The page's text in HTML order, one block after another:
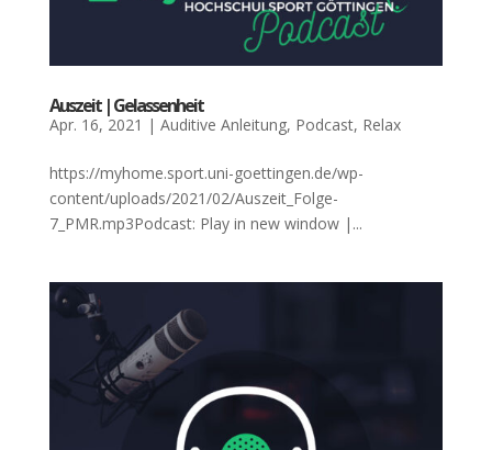
Aus­zeit | Gelas­sen­heit
Apr. 16, 2021 | Auditive Anleitung, Podcast, Relax
https://myhome.sport.uni-goettingen.de/wp-
content/uploads/2021/02/Auszeit_Folge-
7_PMR.mp3Podcast: Play in new window |...